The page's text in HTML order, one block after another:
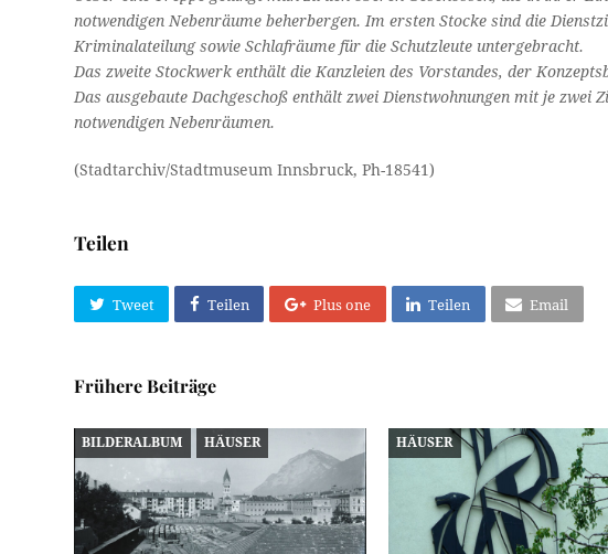
notwendigen Nebenräume beherbergen. Im ersten Stocke sind die
Kriminalateilung sowie Schlafräume für die Schutzleute untergebracht.
Das zweite Stockwerk enthält die Kanzleien des Vorstandes, der
Das ausgebaute Dachgeschoß enthält zwei Dienstwohnungen mit je zwei
notwendigen Nebenräumen.
(Stadtarchiv/Stadtmuseum Innsbruck, Ph-18541)
Teilen
Tweet Teilen Plus one Teilen Email
Frühere Beiträge
BILDERALBUM HÄUSER HÄUSER